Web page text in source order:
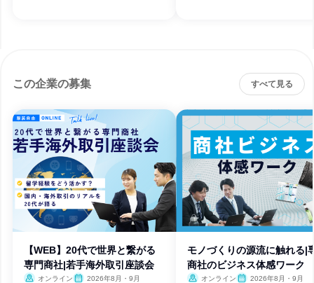
この企業の募集 すべて見る
【WEB】20代で世界と繋がる
専門商社|若手海外取引座談会
オンライン
2026年8月・9月
モノづくりの源流に触れる|
商社のビジネス体感ワーク
オンライン
2026年8月・9月